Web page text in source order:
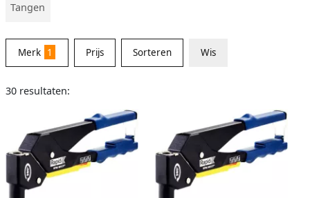
Tangen
Merk 1 Prijs Sorteren Wis
30 resultaten: